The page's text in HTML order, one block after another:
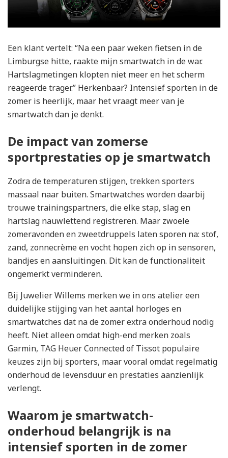
Een klant vertelt: “Na een paar weken fietsen in de
Limburgse hitte, raakte mijn smartwatch in de war.
Hartslagmetingen klopten niet meer en het scherm
reageerde trager.” Herkenbaar? Intensief sporten in de
zomer is heerlijk, maar het vraagt meer van je
smartwatch dan je denkt.
De impact van zomerse
sportprestaties op je smartwatch
Zodra de temperaturen stijgen, trekken sporters
massaal naar buiten. Smartwatches worden daarbij
trouwe trainingspartners, die elke stap, slag en
hartslag nauwlettend registreren. Maar zwoele
zomeravonden en zweetdruppels laten sporen na: stof,
zand, zonnecrème en vocht hopen zich op in sensoren,
bandjes en aansluitingen. Dit kan de functionaliteit
ongemerkt verminderen.
Bij Juwelier Willems merken we in ons atelier een
duidelijke stijging van het aantal horloges en
smartwatches dat na de zomer extra onderhoud nodig
heeft. Niet alleen omdat high-end merken zoals
Garmin, TAG Heuer Connected of Tissot populaire
keuzes zijn bij sporters, maar vooral omdat regelmatig
onderhoud de levensduur en prestaties aanzienlijk
verlengt.
Waarom je smartwatch-
onderhoud belangrijk is na
intensief sporten in de zomer